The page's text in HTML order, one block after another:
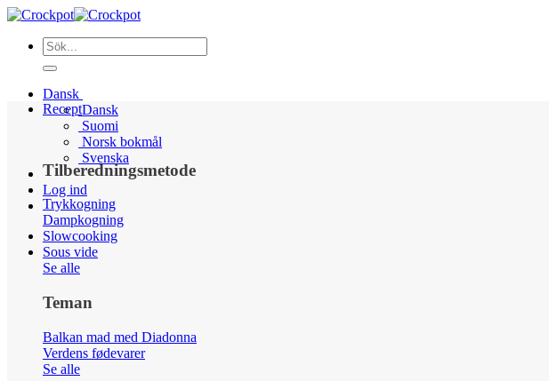
Fortsæt
indhold
Dansk
Dansk
Suomi
Norsk bokmål
Svenska
Log ind
Recept
Tilberedningsmetode
Trykkogning
Dampkogning
Slowcooking
Sous vide
Se alle
Teman
Balkan mad med Diadonna
Verdens fødevarer
Se alle